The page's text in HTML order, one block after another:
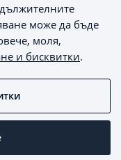
запазени
може да бъде
моля,
и бисквитки.